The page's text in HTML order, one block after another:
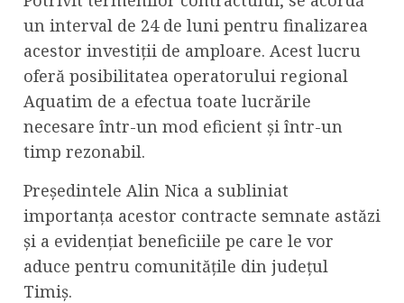
un interval de 24 de luni pentru finalizarea
acestor investiții de amploare. Acest lucru
oferă posibilitatea operatorului regional
Aquatim de a efectua toate lucrările
necesare într-un mod eficient și într-un
timp rezonabil.
Președintele Alin Nica a subliniat
importanța acestor contracte semnate astăzi
și a evidențiat beneficiile pe care le vor
aduce pentru comunitățile din județul
Timiș.